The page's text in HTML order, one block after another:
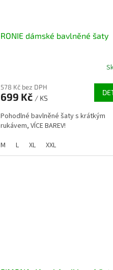
RONIE dámské bavlněné šaty
578 Kč bez DPH
699 Kč / KS
Pohodlné bavlněné šaty s krátkým
rukávem, VÍCE BAREV!
M
L XL XXL